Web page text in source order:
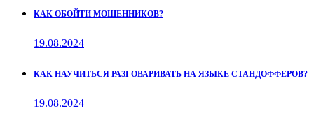
КАК ОБОЙТИ МОШЕННИКОВ?
19.08.2024
КАК НАУЧИТЬСЯ РАЗГОВАРИВАТЬ НА ЯЗЫКЕ СТАНДОФФЕРОВ?
19.08.2024